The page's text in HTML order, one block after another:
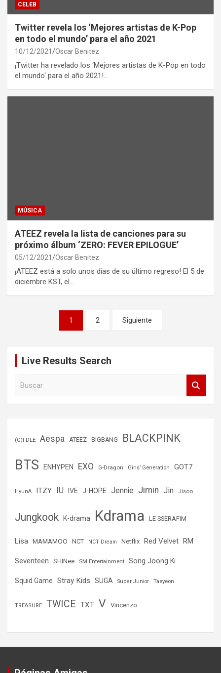
CELEB
Twitter revela los ‘Mejores artistas de K-Pop
en todo el mundo’ para el año 2021
10/12/2021 Oscar Benitez
¡Twitter ha revelado los ‘Mejores artistas de K-Pop en todo
el mundo‘ para el año 2021!…
MÚSICA
ATEEZ revela la lista de canciones para su
próximo álbum ‘ZERO: FEVER EPILOGUE’
05/12/2021 Oscar Benitez
¡ATEEZ está a solo unos días de su último regreso! El 5 de
diciembre KST, el…
1 2 Siguiente
Live Results Search
(G)I-DLE Aespa ATEEZ BIGBANG BLACKPINK
BTS ENHYPEN EXO G-Dragon Girls’ Generation GOT7
HyunA ITZY IU IVE J-HOPE Jennie Jimin Jin Jisoo
Jungkook K-drama Kdrama LE SSERAFIM
Lisa MAMAMOO NCT NCT Dream Netflix Red Velvet RM
Seventeen SHINee SM Entertainment Song Joong Ki
Squid Game Stray Kids SUGA Super Junior Taeyeon
TREASURE TWICE TXT V Vincenzo